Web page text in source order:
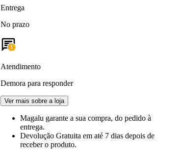
Entrega
No prazo
Atendimento
Demora para responder
Ver mais sobre a loja
Magalu garante a sua compra, do pedido à
entrega.
Devolução Gratuita em até 7 dias depois de
receber o produto.